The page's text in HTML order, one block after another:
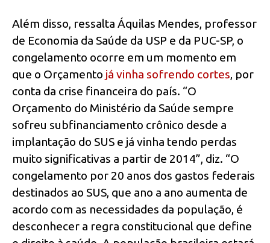
Além disso, ressalta Áquilas Mendes, professor
de Economia da Saúde da USP e da PUC-SP, o
congelamento ocorre em um momento em
que o Orçamento já vinha sofrendo cortes, por
conta da crise financeira do país. “O
Orçamento do Ministério da Saúde sempre
sofreu subfinanciamento crônico desde a
implantação do SUS e já vinha tendo perdas
muito significativas a partir de 2014”, diz. “O
congelamento por 20 anos dos gastos federais
destinados ao SUS, que ano a ano aumenta de
acordo com as necessidades da população, é
desconhecer a regra constitucional que define